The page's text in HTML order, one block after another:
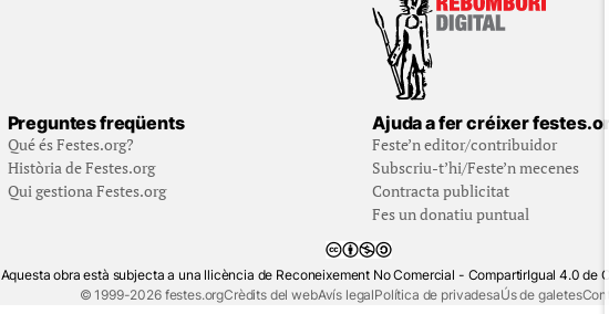
Preguntes freqüents
Qué és Festes.org?
Història de Festes.org
Qui gestiona Festes.org
Ajuda a fer créixer
Feste’n editor/contribuidor
Subscriu-t’hi/Feste’n mecenes
Contracta publicitat
Fes un donatiu puntual
Aquesta obra està subjecta a una llicència de Reconeixement No Comercial - CompartirIgual 4.0 de
© 1999-2026 festes.orgCrèdits del webAvís legalPolítica de privadesaÚs de galetes